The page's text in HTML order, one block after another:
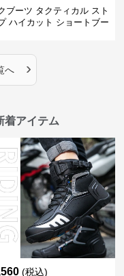
ブーツ タクティカル スト
ハイカット ショートブー
へ ›
アイテム
(税込)